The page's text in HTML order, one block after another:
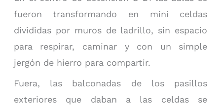
fueron transformando en mini celdas
divididas por muros de ladrillo, sin espacio
para respirar, caminar y con un simple
jergón de hierro para compartir.
Fuera, las balconadas de los pasillos
exteriores que daban a las celdas se